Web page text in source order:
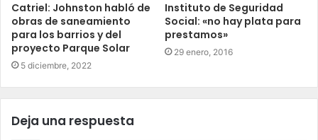
Catriel: Johnston habló de
obras de saneamiento
para los barrios y del
proyecto Parque Solar
5 diciembre, 2022
Instituto de Seguridad
Social: «no hay plata para
prestamos»
29 enero, 2016
Deja una respuesta